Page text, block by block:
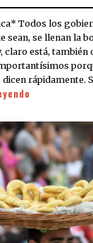
Todos los
sean, se llenan la
claro está, también
rápidamente.